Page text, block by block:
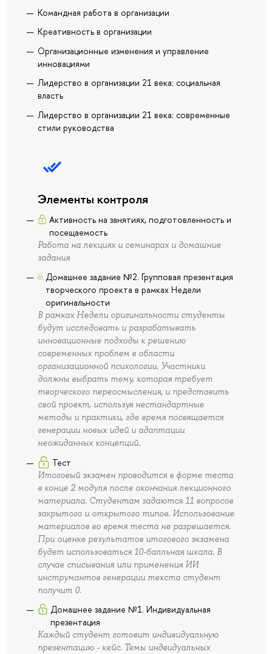
Командная работа в организации
Креативность в организации
Организационные изменения и управление
инновациями
Лидерство в организации 21 века: социальная
власть
Лидерство в организации 21 века: современные
стили руководства
Элементы контроля
Активность на занятиях, подготовленность и
посещаемость
Работа на лекциях и семинарах и домашние
задания
Домашнее задание №2. Групповая презентация
творческого проекта в рамках Недели
оригинальности
В рамках Недели оригинальности студенты
будут исследовать и разрабатывать
инновационные подходы к решению
современных проблем в области
организационной психологии. Участники
должны выбрать тему, которая требует
творческого переосмысления, и представить
свой проект, используя нестандартные
методы и практики, где время посвящается
генерации новых идей и адаптации
неожиданных концепций.
Тест
Итоговый экзамен проводится в форме теста
в конце 2 модуля после окончания лекционного
материала. Студентам задаются 11 вопросов
закрытого и открытого типов. Использование
материалов во время теста не разрешается.
При оценке результатов итогового экзамена
будет использоваться 10-балльная шкала. В
случае списывания или применения ИИ
инструмантов генерации текста студент
получит 0.
Домашнее задание №1. Индивидуальная
презентация
Каждый студент готовит индивидуальную
презентацию - кейс. Темы индвидуальных